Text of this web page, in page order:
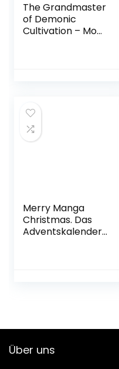
The Grandmaster
of Demonic
Cultivation – Mo
Merry Manga
Christmas. Das
Adventskalender-
direkt im Buch!
September 2022
Über uns